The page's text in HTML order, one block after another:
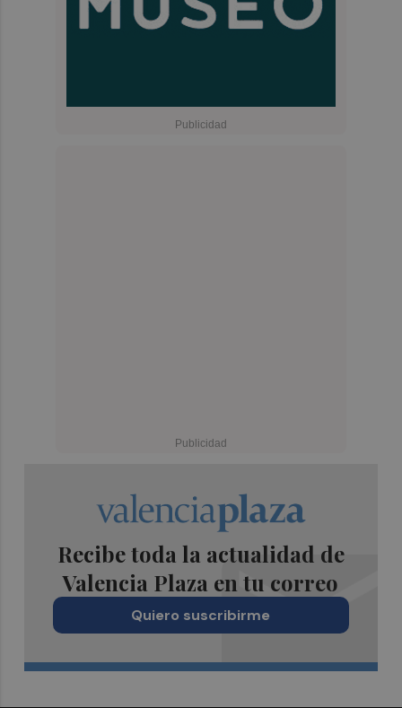
Recibe toda la actualidad de
Valencia Plaza en tu correo
Quiero suscribirme